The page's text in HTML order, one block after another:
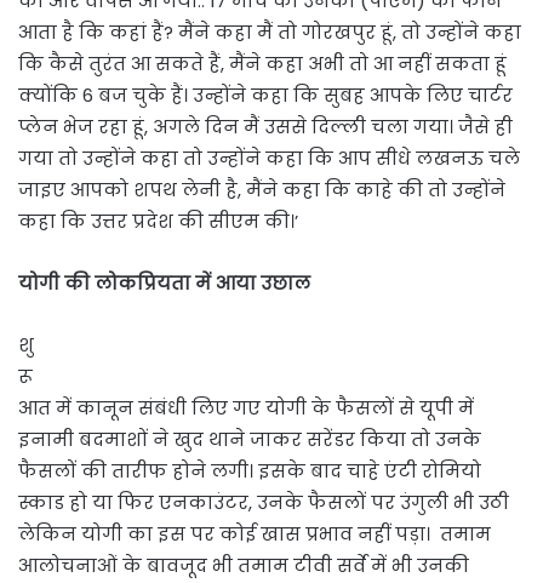
आता है कि कहां हैं? मैंने कहा मैं तो गोरखपुर हूं, तो उन्होंने कहा
कि कैसे तुरंत आ सकते हैं, मैंने कहा अभी तो आ नहीं सकता हूं
क्योंकि 6 बज चुके हैं। उन्होंने कहा कि सुबह आपके लिए चार्टर
प्लेन भेज रहा हूं, अगले दिन मैं उससे दिल्ली चला गया। जैसे ही
गया तो उन्होंने कहा तो उन्होंने कहा कि आप सीधे लखनऊ चले
जाइए आपको शपथ लेनी है, मैंने कहा कि काहे की तो उन्होंने
कहा कि उत्तर प्रदेश की सीएम की।’
योगी की लोकप्रियता में आया उछाल
शु
रू
आत में कानून संबंधी लिए गए योगी के फैसलों से यूपी में
इनामी बदमाशों ने खुद थाने जाकर सरेंडर किया तो उनके
फैसलों की तारीफ होने लगी। इसके बाद चाहे एंटी रोमियो
स्काड हो या फिर एनकाउंटर, उनके फैसलों पर उंगुली भी उठी
लेकिन योगी का इस पर कोई खास प्रभाव नहीं पड़ा। तमाम
आलोचनाओं के बावजूद भी तमाम टीवी सर्वे में भी उनकी